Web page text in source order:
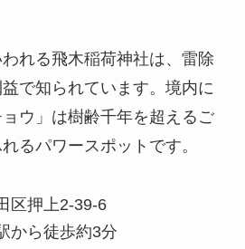
れる飛木稲荷神社は、雷除
で知られています。境内に
ウ」は樹齢千年を超えるご
るパワースポットです。
区押上2-39-6
から徒歩約3分